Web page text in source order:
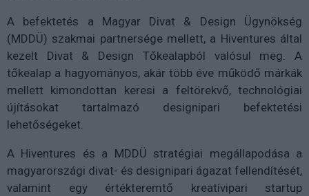
A befektetés a Magyar Divat & Design Ügynökség
(MDDÜ) szakmai partnersége mellett, a Hiventures által
kezelt Divat & Design Tőkealapból valósul meg. A
tőkealap a hagyományos, akár több éve működő márkák
mellett kimondottan keresi a feltörekvő, technológiai
újításokat tartalmazó designipari befektetési
lehetőségeket.
A Hiventures és a MDDÜ stratégiai megállapodása a
magyarországi divat- és designipari ágazat fellendítését,
valamint egy értékteremtő kreatívipari startup